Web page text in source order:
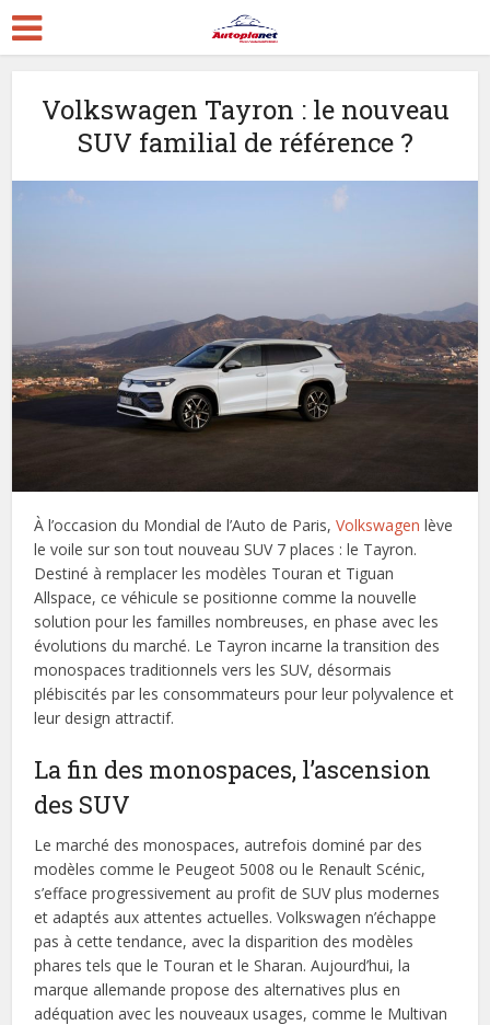
Volkswagen Tayron : le nouveau
SUV familial de référence ?
À l’occasion du Mondial de l’Auto de Paris,Volkswagen lève
le voile sur son tout nouveau SUV 7 places : le Tayron.
Destiné à remplacer les modèles Touran et Tiguan
Allspace, ce véhicule se positionne comme la nouvelle
solution pour les familles nombreuses, en phase avec les
évolutions du marché. Le Tayron incarne la transition des
monospaces traditionnels vers les SUV, désormais
plébiscités par les consommateurs pour leur polyvalence et
leur design attractif.
La fin des monospaces, l’ascension
des SUV
Le marché des monospaces, autrefois dominé par des
modèles comme le Peugeot 5008 ou le Renault Scénic,
s’efface progressivement au profit de SUV plus modernes
et adaptés aux attentes actuelles. Volkswagen n’échappe
pas à cette tendance, avec la disparition des modèles
phares tels que le Touran et le Sharan. Aujourd’hui, la
marque allemande propose des alternatives plus en
adéquation avec les nouveaux usages, comme le Multivan